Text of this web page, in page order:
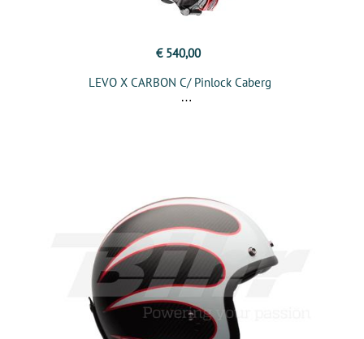
€ 540,00
LEVO X CARBON C/ Pinlock Caberg